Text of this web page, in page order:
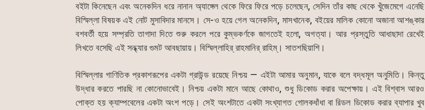
বইটা কিনেছেন এবং অনেকদিন ধরে নানান অ্যাঙ্গেল থেকে ফিরে ফিরে পড়ে চলেছেন, সেদিন তাঁর কাছ থেকে খুঁজেমেগে এনেছি
বিস্মিল্লা বিষয়ক এই নোট মুসাবিদার মানসে। সে-ও হয়ে গেল অনেকদিন, মাসখানেক, বইয়ের মালিক কোনো অজানা আশঙ্কার
বশবর্তী হয়ে সম্প্রতি তাগাদা দিতে শুরু করলে পরে কুম্ভকর্ণকে জাগতেই হলো, অগত্যা। আর প্রস্তুতি আধাছাদা রেখেই
লিখতে বসেছি এই সন্ধ্যার গুমট আবছায়ায়। বিস্মিল্লাহির্ রাহমানির্ রাহিম্। সাতশছিয়াশি।
বিস্মিল্লার গাণিতিক প্রকাশরূপের একটা গ্রাউন্ড রয়েছে নিশ্চয় — এইটা আমার অনুমান, যাকে বলে বদ্ধমূল অনুমিতি। কিন্তু
উদ্ধার করতে পারছি না কোনোভাবেই। নিশ্চয় একটা মানে আছে কোথাও, শুধু ডিকোড করার অপেক্ষায়। এই বিশ্বাস আরও
পোক্ত হয় ক্যাম্পবেলের একটা অংশ পড়ে। সেই অংশটাতে একটা সংখ্যাগত গোলকধাঁধা বা রিডল ডিকোড করার ব্যাপার খুব